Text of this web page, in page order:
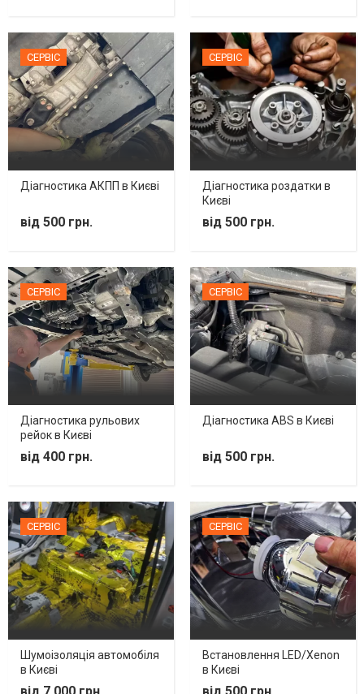
СЕРВІС
Діагностика АКПП в Києві
від 500 грн.
СЕРВІС
Діагностика роздатки в
Києві
від 500 грн.
СЕРВІС
Діагностика рульових
рейок в Києві
від 400 грн.
СЕРВІС
Діагностика ABS в Києві
від 500 грн.
СЕРВІС
Шумоізоляція автомобіля
в Києві
від 7 000 грн.
СЕРВІС
Встановлення LED/Xenon
в Києві
від 500 грн.